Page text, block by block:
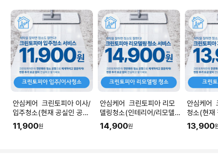
안심케어 크린토피아 이사/
입주청소(현재 공실인 공간
청소) I 공간 평수에 맞춰 수
량을 입력해주세요.
11,900원
안심케어 크린토피아 리모
델링청소(인테리어/리모델
링 공사 직후) I 공간 평수에
맞춰 수량을 입력해주세요.
14,900원
안심케어
청소(현재
소) I 공간
을 입력해
13,900